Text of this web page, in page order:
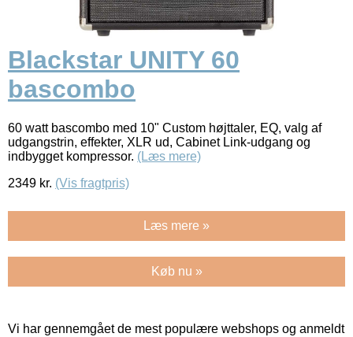
Blackstar UNITY 60
bascombo
60 watt bascombo med 10" Custom højttaler, EQ, valg af
udgangstrin, effekter, XLR ud, Cabinet Link-udgang og
indbygget kompressor. (Læs mere)
2349 kr. (Vis fragtpris)
Læs mere »
Køb nu »
Vi har gennemgået de mest populære webshops og anmeldt